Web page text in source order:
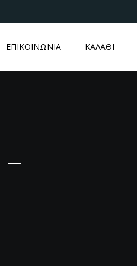
ΕΠΙΚΟΙΝΩΝΙΑ ΚΑΛΑΘΙ